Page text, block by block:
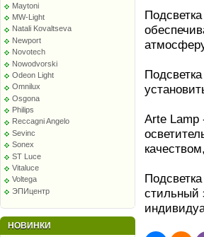
Maytoni
MW-Light
Natali Kovaltseva
Newport
Novotech
Nowodvorski
Odeon Light
Omnilux
Osgona
Philips
Reccagni Angelo
Sevinc
Sonex
ST Luce
Vitaluce
Voltega
ЭПИцентр
НОВИНКИ
Arte Lamp
стильный